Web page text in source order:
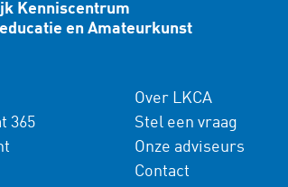
Kenniscentrum
en Amateurkunst
365
Over LKCA
Stel een vraag
Onze adviseurs
Contact